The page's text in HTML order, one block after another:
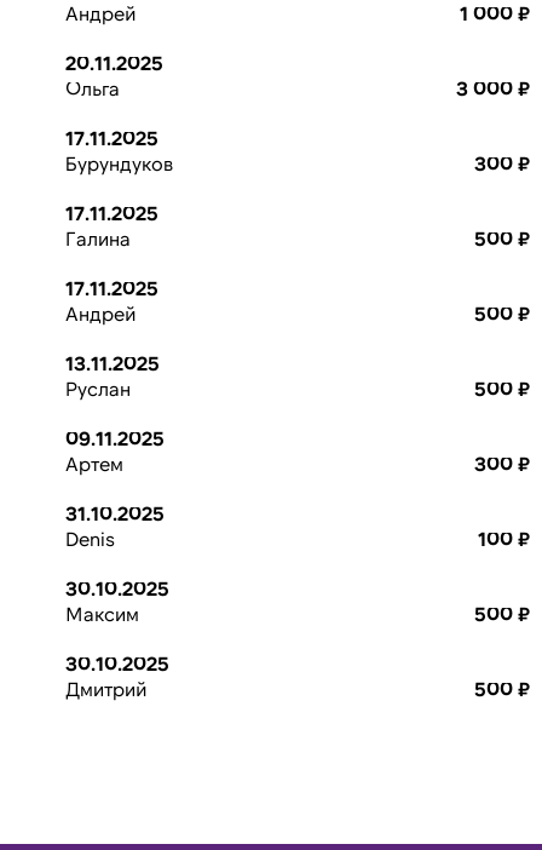
Андрей
1 000 ₽
20.11.2025
Ольга
3 000 ₽
17.11.2025
Бурундуков
300 ₽
17.11.2025
Галина
500 ₽
17.11.2025
Андрей
500 ₽
13.11.2025
Руслан
500 ₽
09.11.2025
Артем
300 ₽
31.10.2025
Denis
100 ₽
30.10.2025
Максим
500 ₽
30.10.2025
Дмитрий
500 ₽